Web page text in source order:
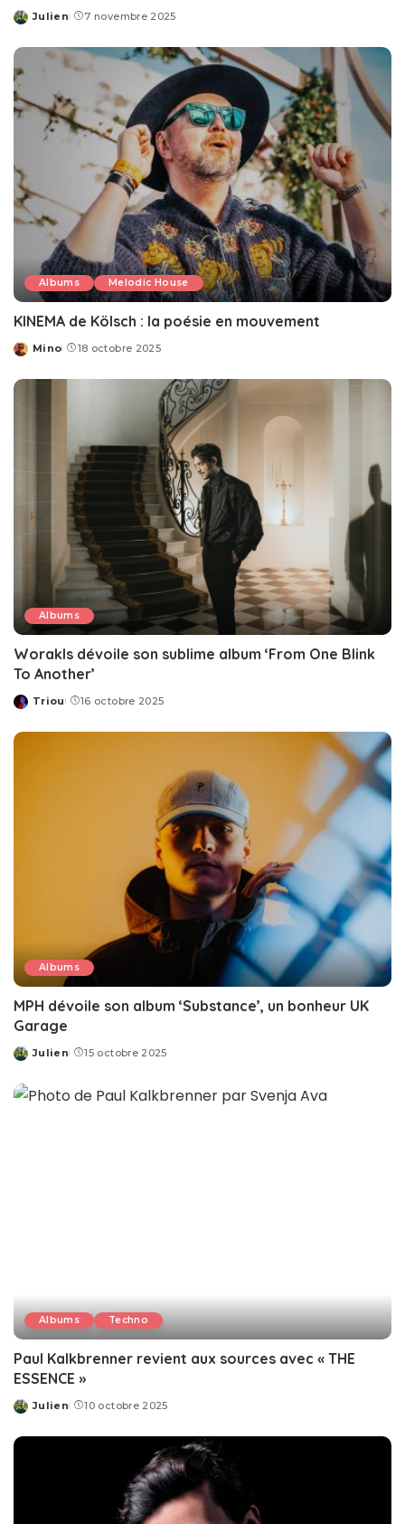
Posted
Julien 7 novembre 2025
Albums Melodic House
KINEMA de Kölsch : la poésie en mouvement
Posted
Mino 18 octobre 2025
Albums
Worakls dévoile son sublime album ‘From One Blink
To Another’
Posted
Triou 16 octobre 2025
Albums
MPH dévoile son album ‘Substance’, un bonheur UK
Garage
Posted
Julien 15 octobre 2025
Albums Techno
Paul Kalkbrenner revient aux sources avec « THE
ESSENCE »
Posted
Julien 10 octobre 2025